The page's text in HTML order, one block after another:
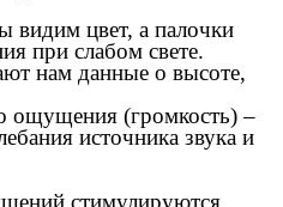
цвет, а палочки
при слабом свете.
нам данные о высоте,
ощущения (громкость) –
источника звука и
стимулируются